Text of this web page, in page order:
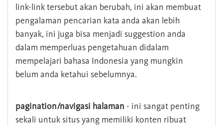
link-link tersebut akan berubah, ini akan membuat
pengalaman pencarian kata anda akan lebih
banyak, ini juga bisa menjadi suggestion anda
dalam memperluas pengetahuan didalam
mempelajari bahasa Indonesia yang mungkin
belum anda ketahui sebelumnya.
pagination/navigasi halaman - ini sangat penting
sekali untuk situs yang memiliki konten ribuat